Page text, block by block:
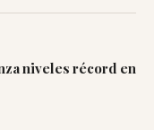
niveles récord en